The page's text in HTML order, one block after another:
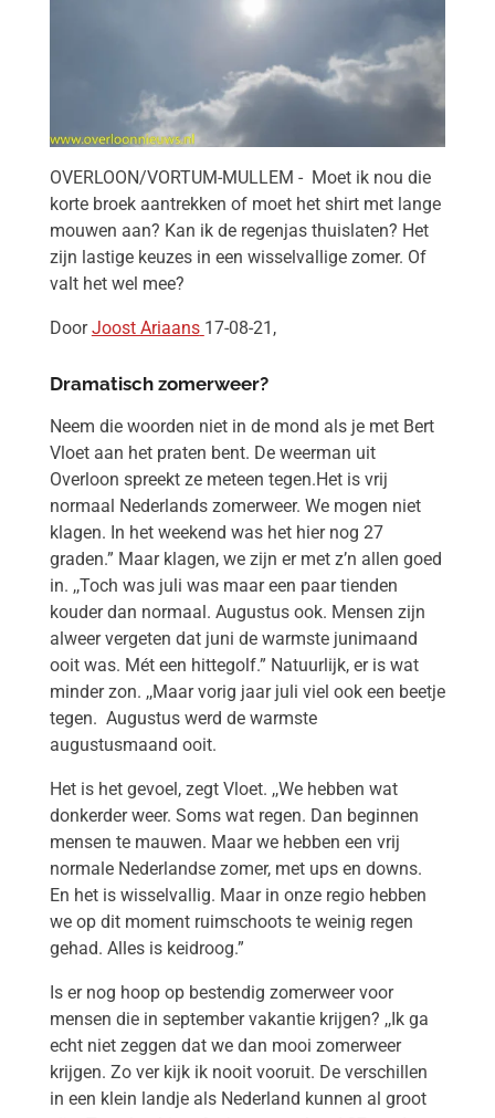
OVERLOON/VORTUM-MULLEM - Moet ik nou die
korte broek aantrekken of moet het shirt met lange
mouwen aan? Kan ik de regenjas thuislaten? Het
zijn lastige keuzes in een wisselvallige zomer. Of
valt het wel mee?
DoorJoost Ariaans 17-08-21,
Dramatisch zomerweer?
Neem die woorden niet in de mond als je met Bert
Vloet aan het praten bent. De weerman uit
Overloon spreekt ze meteen tegen.Het is vrij
normaal Nederlands zomerweer. We mogen niet
klagen. In het weekend was het hier nog 27
graden.” Maar klagen, we zijn er met z’n allen goed
in. ,,Toch was juli was maar een paar tienden
kouder dan normaal. Augustus ook. Mensen zijn
alweer vergeten dat juni de warmste junimaand
ooit was. Mét een hittegolf.” Natuurlijk, er is wat
minder zon. ,,Maar vorig jaar juli viel ook een beetje
tegen. Augustus werd de warmste
augustusmaand ooit.
Het is het gevoel, zegt Vloet. ,,We hebben wat
donkerder weer. Soms wat regen. Dan beginnen
mensen te mauwen. Maar we hebben een vrij
normale Nederlandse zomer, met ups en downs.
En het is wisselvallig. Maar in onze regio hebben
we op dit moment ruimschoots te weinig regen
gehad. Alles is keidroog.”
Is er nog hoop op bestendig zomerweer voor
mensen die in september vakantie krijgen? ,,Ik ga
echt niet zeggen dat we dan mooi zomerweer
krijgen. Zo ver kijk ik nooit vooruit. De verschillen
in een klein landje als Nederland kunnen al groot